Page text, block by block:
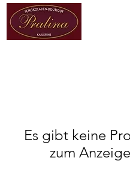
Es gibt keine
zum